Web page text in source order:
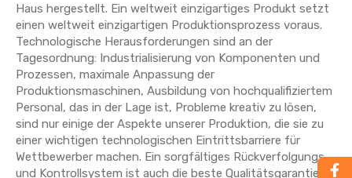
Haus hergestellt. Ein weltweit einzigartiges Produkt setzt
einen weltweit einzigartigen Produktionsprozess voraus.
Technologische Herausforderungen sind an der
Tagesordnung: Industrialisierung von Komponenten und
Prozessen, maximale Anpassung der
Produktionsmaschinen, Ausbildung von hochqualifiziertem
Personal, das in der Lage ist, Probleme kreativ zu lösen,
sind nur einige der Aspekte unserer Produktion, die sie zu
einer wichtigen technologischen Eintrittsbarriere für
Wettbewerber machen. Ein sorgfältiges Rückverfolgungs-
und Kontrollsystem ist auch die beste Qualitätsgarantie